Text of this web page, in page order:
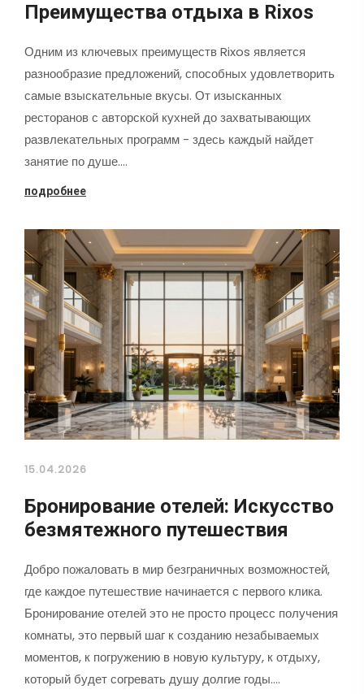
Преимущества отдыха в Rixos
Одним из ключевых преимуществ Rixos является
разнообразие предложений, способных удовлетворить
самые взыскательные вкусы. От изысканных
ресторанов с авторской кухней до захватывающих
развлекательных программ - здесь каждый найдет
занятие по душе.…
подробнее
15.04.2026
Бронирование отелей: Искусство
безмятежного путешествия
Добро пожаловать в мир безграничных возможностей,
где каждое путешествие начинается с первого клика.
Бронирование отелей это не просто процесс получения
комнаты, это первый шаг к созданию незабываемых
моментов, к погружению в новую культуру, к отдыху,
который будет согревать душу долгие годы.…